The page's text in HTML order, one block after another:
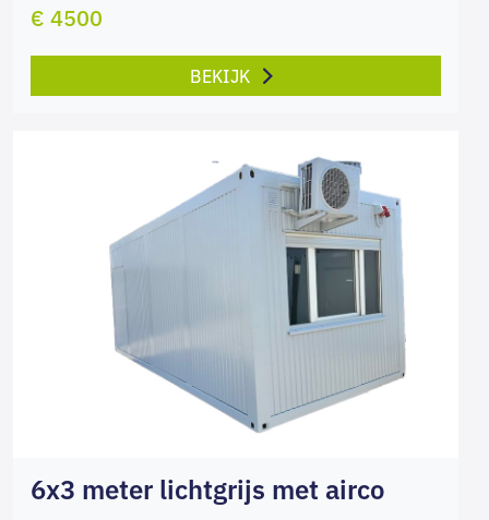
€ 4500
BEKIJK
6x3 meter lichtgrijs met airco